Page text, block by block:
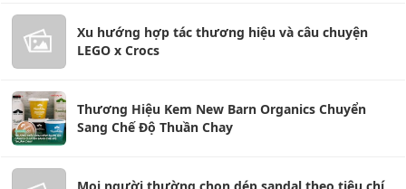
Xu hướng hợp tác thương hiệu và câu chuyện
LEGO x Crocs
Thương Hiệu Kem New Barn Organics Chuyển
Sang Chế Độ Thuần Chay